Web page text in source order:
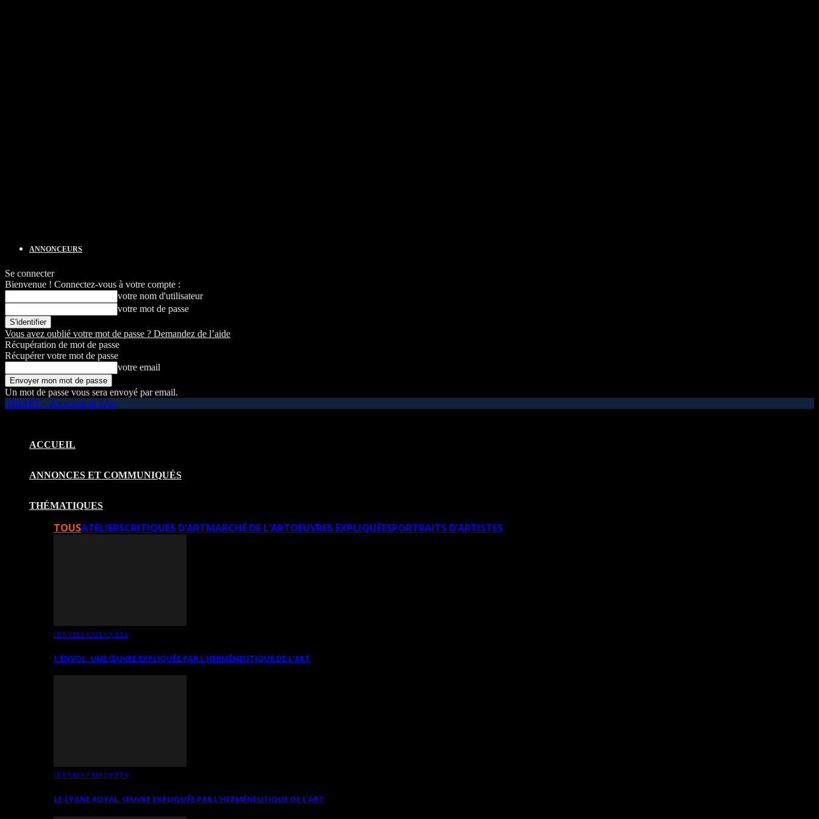
ANNONCEURS
Se connecter
Bienvenue ! Connectez-vous à votre compte :
votre nom d'utilisateur
votre mot de passe
Vous avez oublié votre mot de passe ? Demandez de l’aide
Récupération de mot de passe
Récupérer votre mot de passe
votre email
Un mot de passe vous sera envoyé par email.
HEART – Au coeur de l'Art
ACCUEIL
ANNONCES ET COMMUNIQUÉS
THÉMATIQUES
TOUSATELIERSCRITIQUES D’ARTMARCHÉ DE L’ARTOEUVRES EXPLIQUÉESPORTRAITS D’ARTISTES
OEUVRES EXPLIQUÉES
L’ENVOL, UNE ŒUVRE EXPLIQUÉE PAR L’HERMÉNEUTIQUE DE L’ART
OEUVRES EXPLIQUÉES
LE CYGNE ROYAL. ŒUVRE EXPLIQUÉE PAR L’HERMÉNEUTIQUE DE L’ART